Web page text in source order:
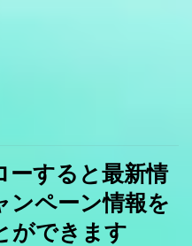
すると最新情
ンペーン情報を
ができます